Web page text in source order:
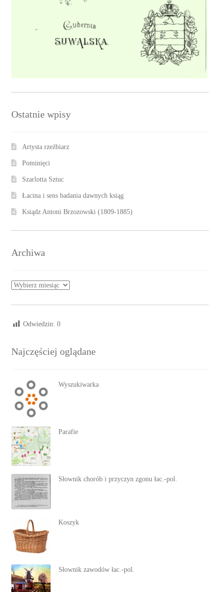
Ostatnie wpisy
Artysta rzeźbiarz
Pominięci
Szarlotta Sztuc
Łacina i sens badania dawnych ksiąg
Ksiądz Antoni Brzozowski (1809-1885)
Archiwa
Archiwa
Odwiedzin: 0
Najczęściej oglądane
Wyszukiwarka
Parafie
Słownik chorób i przyczyn zgonu łac.-pol.
Koszyk
Słownik zawodów łac.-pol.